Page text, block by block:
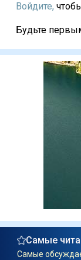
Войдите,
Будьте
Самые
Самые